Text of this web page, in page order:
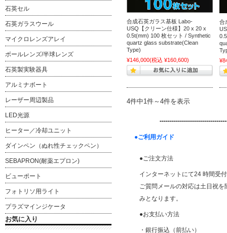
合成石英ガラス基板 Labo-
USQ【クリーン仕様】20 x 20 x
0.5t(mm) 100 枚セット / Synthetic
quartz glass substrate(Clean
Type)
¥146,000(税込 ¥160,600)
合
4件中1件～4件を表示
●ご利用ガイド
●ご注文方法
インターネットにて24 時間受
ご質問メールの対応は土日祝
みとなります。
●お支払い方法
・銀行振込（前払い）
石英セル
石英ガラスウール
マイクロレンズアレイ
ボールレンズ/半球レンズ
石英製実験器具
アルミナボート
レーザー周辺製品
LED光源
ヒーター／冷却ユニット
ダインペン（ぬれ性チェックペン）
SEBAPRON(耐薬エプロン)
ビューポート
フォトリソ用ライト
プラズマインジケータ
お気に入り